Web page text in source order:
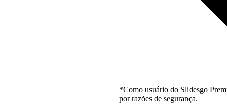
*Como usuário do Slidesgo
por razões de segurança.